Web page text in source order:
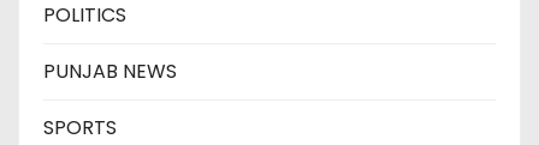
POLITICS
PUNJAB NEWS
SPORTS